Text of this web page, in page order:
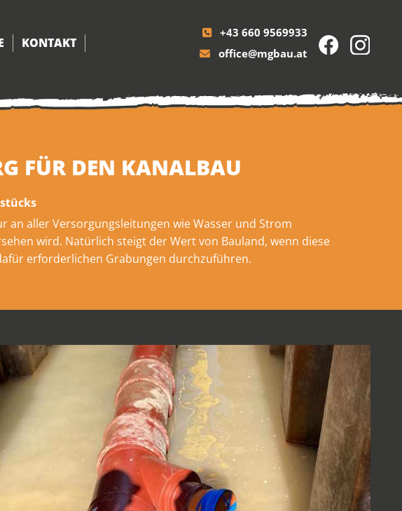
KONTAKT
 +43 660 9569933
 office@mgbau.at
FÜR DEN KANALBAU
an aller Versorgungsleitungen wie Wasser und Strom
wird. Natürlich steigt der Wert von Bauland, wenn diese
erforderlichen Grabungen durchzuführen.